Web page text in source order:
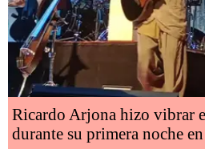
Ricardo Arjona hizo vibrar
durante su primera noche